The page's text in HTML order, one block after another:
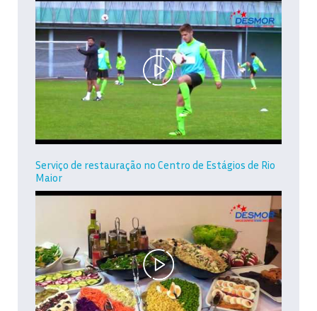
Serviço de restauração no Centro de Estágios de Rio
Maior